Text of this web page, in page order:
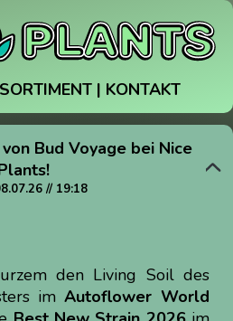
SORTIMENT | KONTAKT
Bud Voyage bei Nice
// 19:18
den Living Soil des
imAutoflower World